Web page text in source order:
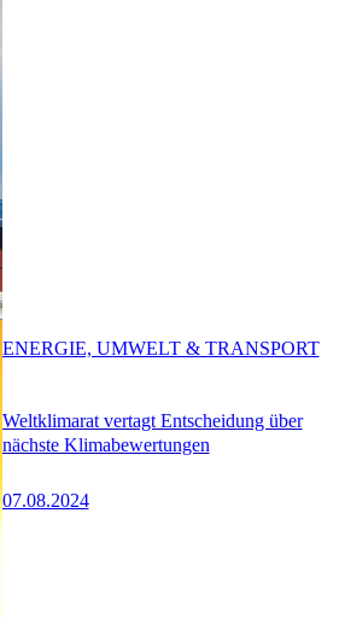
Weltklimarat vertagt Entscheidung über
nächste Klimabewertungen
07.08.2024
ENERGIE, UMWELT & TRANSPORT